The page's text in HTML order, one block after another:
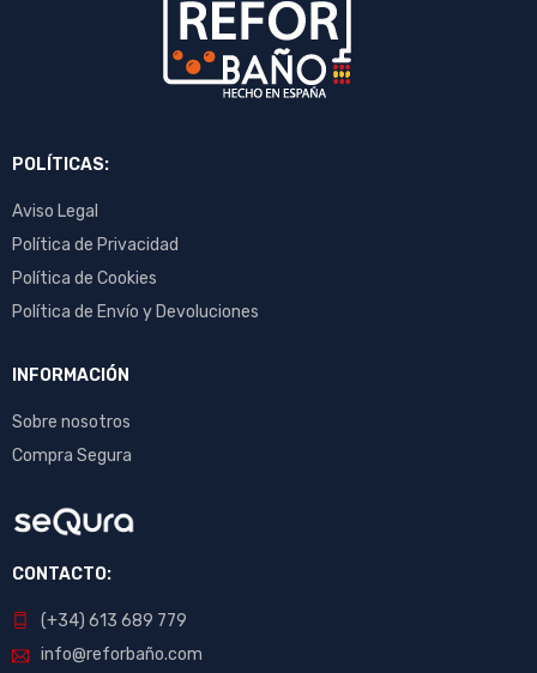
POLÍTICAS:
Aviso Legal
Política de Privacidad
Política de Cookies
Política de Envío y Devoluciones
INFORMACIÓN
Sobre nosotros
Compra Segura
CONTACTO:
(+34) 613 689 779
info@reforbaño.com